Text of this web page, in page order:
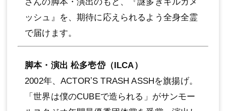
ッシュ』を、期待に応えられるよう全⾝全霊
で届けます。
脚本・演出 松多壱岱（ILCA）
2002年、ACTORʼS TRASH ASSHを旗揚げ。
「世界は僕のCUBEで造られる」がサンモー